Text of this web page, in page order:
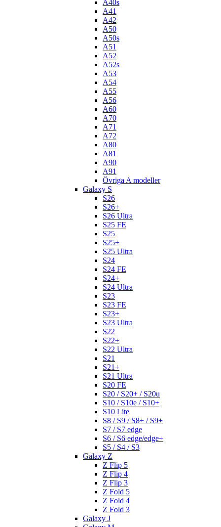
A40s
A41
A42
A50
A50s
A51
A52
A52s
A53
A54
A55
A56
A60
A70
A71
A72
A80
A81
A90
A91
Övriga A modeller
Galaxy S
S26
S26+
S26 Ultra
S25 FE
S25
S25+
S25 Ultra
S24
S24 FE
S24+
S24 Ultra
S23
S23 FE
S23+
S23 Ultra
S22
S22+
S22 Ultra
S21
S21+
S21 Ultra
S20 FE
S20 / S20+ / S20u
S10 / S10e / S10+
S10 Lite
S8 / S9 / S8+ / S9+
S7 / S7 edge
S6 / S6 edge/edge+
S5 / S4 / S3
Galaxy Z
Z Flip 5
Z Flip 4
Z Flip 3
Z Fold 5
Z Fold 4
Z Fold 3
Galaxy J